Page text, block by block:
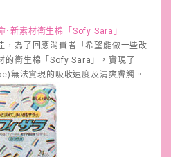
新素材衛生棉「Sofy Sara」
，為了回應消費者「希望能做一些改
的衛生棉「Sofy Sara」，實現了一
無法實現的吸收速度及清爽膚觸。